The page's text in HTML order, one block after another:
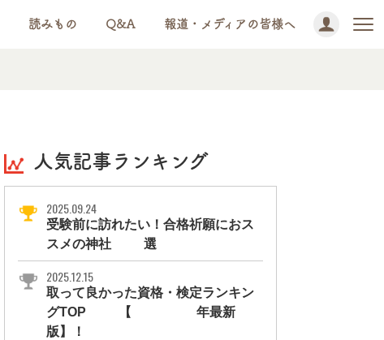
読みもの Q&A 報道・メディアの皆様へ
人気記事ランキング
2025.09.24
受験前に訪れたい！合格祈願におス
スメの神社11選
2025.12.15
取って良かった資格・検定ランキン
グTOP10【2026年最新
版】！